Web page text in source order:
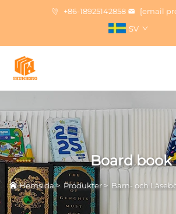
+86-18925142858
[email
SV
Board book
Hemsida> Produkter > Barn- och